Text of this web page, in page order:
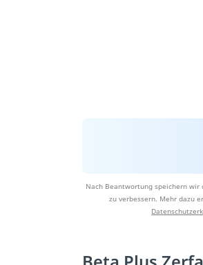
Nach Beantwortung speichern wir
zu verbessern. Mehr dazu